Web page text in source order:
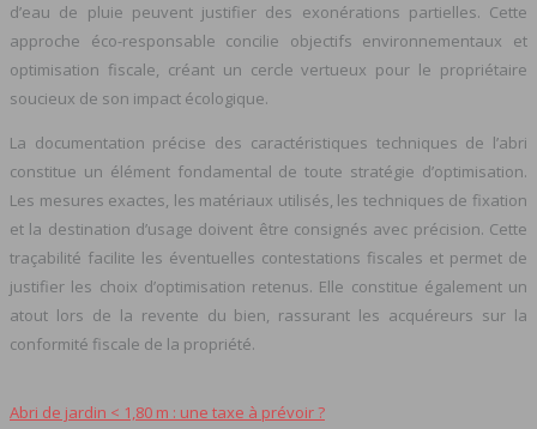
d’eau de pluie peuvent justifier des exonérations partielles. Cette
approche éco-responsable concilie objectifs environnementaux et
optimisation fiscale, créant un cercle vertueux pour le propriétaire
soucieux de son impact écologique.
La documentation précise des caractéristiques techniques de l’abri
constitue un élément fondamental de toute stratégie d’optimisation.
Les mesures exactes, les matériaux utilisés, les techniques de fixation
et la destination d’usage doivent être consignés avec précision. Cette
traçabilité facilite les éventuelles contestations fiscales et permet de
justifier les choix d’optimisation retenus. Elle constitue également un
atout lors de la revente du bien, rassurant les acquéreurs sur la
conformité fiscale de la propriété.
Abri de jardin < 1,80 m : une taxe à prévoir ?